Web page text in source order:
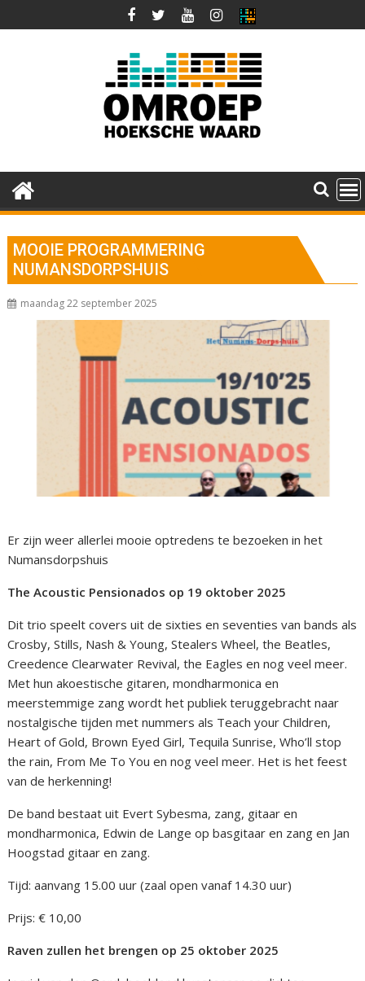
naar
MOOIE PROGRAMMERING
NUMANSDORPSHUIS
maandag 22 september 2025
Er zijn weer allerlei mooie optredens te bezoeken in het
Numansdorpshuis
The Acoustic Pensionados op 19 oktober 2025
Dit trio speelt covers uit de sixties en seventies van bands als
Crosby, Stills, Nash & Young, Stealers Wheel, the Beatles,
Creedence Clearwater Revival, the Eagles en nog veel meer.
Met hun akoestische gitaren, mondharmonica en
meerstemmige zang wordt het publiek teruggebracht naar
nostalgische tijden met nummers als Teach your Children,
Heart of Gold, Brown Eyed Girl, Tequila Sunrise, Who’ll stop
the rain, From Me To You en nog veel meer. Het is het feest
van de herkenning!
De band bestaat uit Evert Sybesma, zang, gitaar en
mondharmonica, Edwin de Lange op basgitaar en zang en Jan
Hoogstad gitaar en zang.
Tijd: aanvang 15.00 uur (zaal open vanaf 14.30 uur)
Prijs: € 10,00
Raven zullen het brengen op 25 oktober 2025